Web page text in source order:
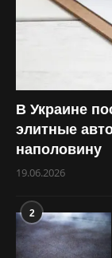
В Украине
элитные
наполовину
19.06.2026
2